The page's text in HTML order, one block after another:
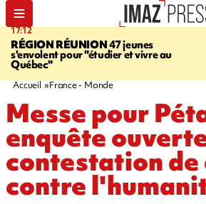
17:12
RÉGION RÉUNION47 jeunes
s'envolent pour "étudier et vivre au
Québec"
Accueil France - Monde
Messe pour
enquête
contestation de
contre